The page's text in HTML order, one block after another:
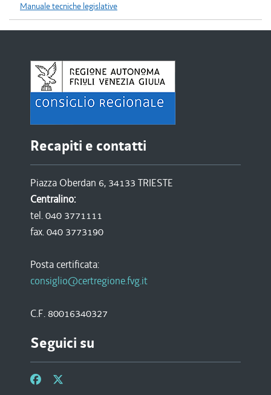
Manuale tecniche legislative
Recapiti e contatti
Piazza Oberdan 6, 34133 TRIESTE
Centralino:
tel. 040 3771111
fax. 040 3773190
Posta certificata:
consiglio@certregione.fvg.it
C.F. 80016340327
Seguici su